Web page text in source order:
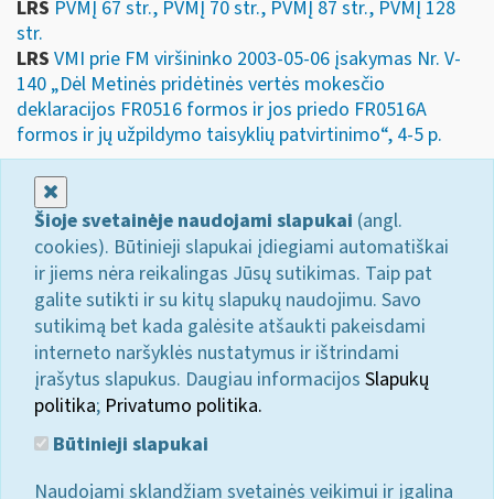
LRS PVMĮ 67 str., PVMĮ 70 str., PVMĮ 87 str., PVMĮ 128
str.
LRS VMI prie FM viršininko 2003-05-06 įsakymas Nr. V-
140 „Dėl Metinės pridėtinės vertės mokesčio
deklaracijos FR0516 formos ir jos priedo FR0516A
formos ir jų užpildymo taisyklių patvirtinimo“, 4-5 p.
Šioje svetainėje naudojami slapukai (angl.
cookies). Būtinieji slapukai įdiegiami automatiškai
ir jiems nėra reikalingas Jūsų sutikimas. Taip pat
galite sutikti ir su kitų slapukų naudojimu. Savo
sutikimą bet kada galėsite atšaukti pakeisdami
interneto naršyklės nustatymus ir ištrindami
įrašytus slapukus. Daugiau informacijos Slapukų
politika; Privatumo politika.
Būtinieji slapukai
Naudojami sklandžiam svetainės veikimui ir įgalina